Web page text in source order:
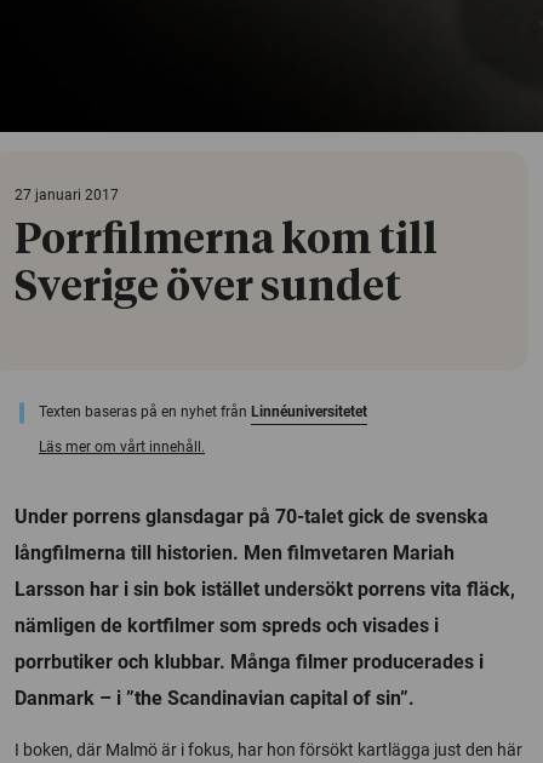
27 januari 2017
Porrfilmerna kom till
Sverige över sundet
Texten baseras på en nyhet från Linnéuniversitetet
Läs mer om vårt innehåll.
Under porrens glansdagar på 70-talet gick de svenska
långfilmerna till historien. Men filmvetaren Mariah
Larsson har i sin bok istället undersökt porrens vita fläck,
nämligen de kortfilmer som spreds och visades i
porrbutiker och klubbar. Många filmer producerades i
Danmark – i ”the Scandinavian capital of sin”.
I boken, där Malmö är i fokus, har hon försökt kartlägga just den här